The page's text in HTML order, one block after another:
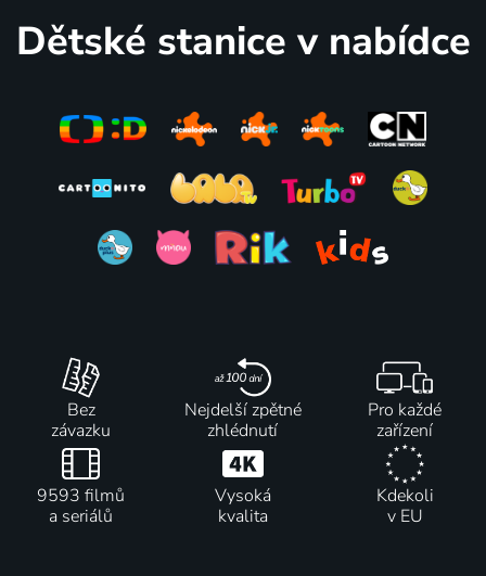
Dětské stanice v nabídce
Bez
závazku
Nejdelší zpětné
zhlédnutí
Pro každé
zařízení
9593 filmů
a seriálů
Vysoká
kvalita
Kdekoli
v EU